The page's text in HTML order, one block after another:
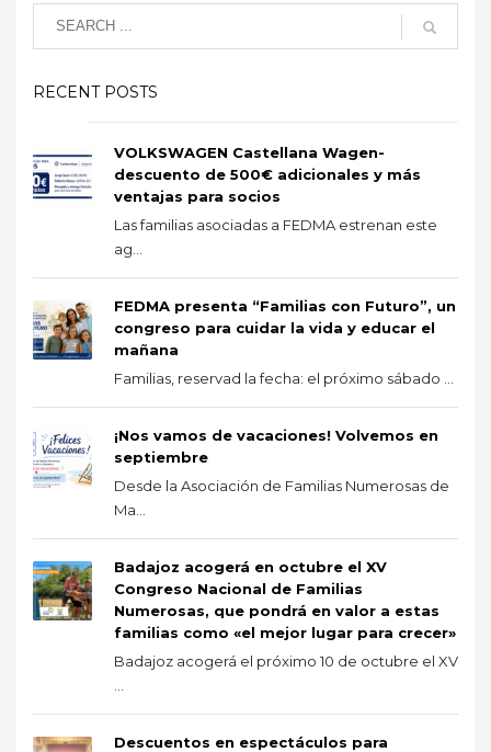
RECENT POSTS
VOLKSWAGEN Castellana Wagen-
descuento de 500€ adicionales y más
ventajas para socios
Las familias asociadas a FEDMA estrenan este
ag...
FEDMA presenta “Familias con Futuro”, un
congreso para cuidar la vida y educar el
mañana
Familias, reservad la fecha: el próximo sábado ...
¡Nos vamos de vacaciones! Volvemos en
septiembre
Desde la Asociación de Familias Numerosas de
Ma...
Badajoz acogerá en octubre el XV
Congreso Nacional de Familias
Numerosas, que pondrá en valor a estas
familias como «el mejor lugar para crecer»
Badajoz acogerá el próximo 10 de octubre el XV
Descuentos en espectáculos para